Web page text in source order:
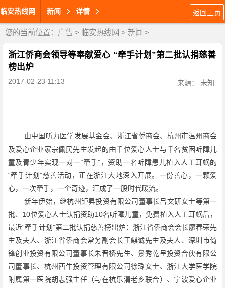
临安热线网 新闻 详情 返回上页
您的当前位置： 广告 > 临安热线网 > 新闻 >
浙江侨商会领导等奉献爱心 “牵手计划”第二批认捐慈善
榜出炉
2017-02-23 11:13 来源： 未知
由中国听力医学发展基金会、浙江省侨商会、杭州市温州商会
及爱心企业家宗佩民先生发起的由千位爱心人士与千名贫困听障儿
童及青少年实现一对一“牵手” ，资助一名听障患儿植入人工耳蜗的
“牵手计划”慈善活动，正在浙江大地深入开展。一份善心，一颗爱
心，一次牵手，一个奇迹，汇成了一股时代暖流。
新年伊始，继杭州钜昇投资有限公司董事长吕文研女士等第一
批、 10位爱心人士认捐资助 10名听障儿童，免费植入人工耳蜗后，
最近“牵手计划 ”第二批认捐慈善榜出炉：浙江省侨商会会长廖春荣先
生及夫人、浙江省侨商会常务副会长王麒诚先生及夫人、深圳市倚
锋创业投资有限公司董事长朱晋桥先生、景秀乾呈投资合伙有限公
司董事长、杭州西牛投资管理有限公司徐璐女士、浙江大学医学院
附属第一医院胡志强主任（与在杭乐清老乡联合）、宁波爱心企业